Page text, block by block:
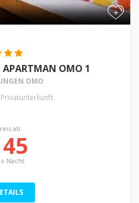
+
OMO 1
OMO
ab:
Nacht